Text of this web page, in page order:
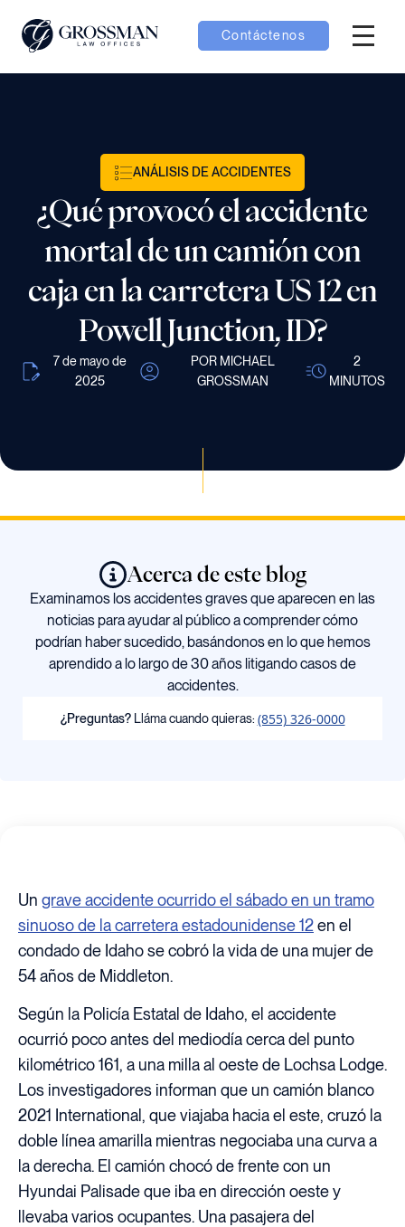
Contáctenos
Menú
Resultados
Aprender
ANÁLISIS DE ACCIDENTES
¿Qué provocó el accidente
mortal de un camión con
caja en la carretera US 12 en
Powell Junction, ID?
7 de mayo de
2025
POR MICHAEL
GROSSMAN
2
MINUTOS
Un grave accidente ocurrido el sábado en un tramo
sinuoso de la carretera estadounidense 12en el
condado de Idaho se cobró la vida de una mujer de
54 años de Middleton.
Según la Policía Estatal de Idaho, el accidente
ocurrió poco antes del mediodía cerca del punto
kilométrico 161, a una milla al oeste de Lochsa Lodge.
Los investigadores informan que un camión blanco
2021 International, que viajaba hacia el este, cruzó la
doble línea amarilla mientras negociaba una curva a
la derecha. El camión chocó de frente con un
Hyundai Palisade que iba en dirección oeste y
llevaba varios ocupantes. Una pasajera del
Acerca de este blog
Examinamos los accidentes graves que aparecen en las
noticias para ayudar al público a comprender cómo
podrían haber sucedido, basándonos en lo que hemos
aprendido a lo largo de 30 años litigando casos de
accidentes.
¿Preguntas? Lláma cuando quieras: (855) 326-0000